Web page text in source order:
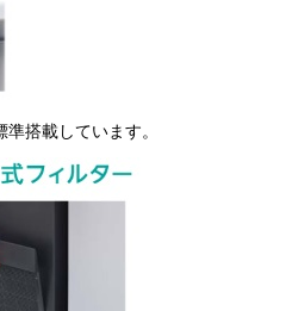
搭載しています。